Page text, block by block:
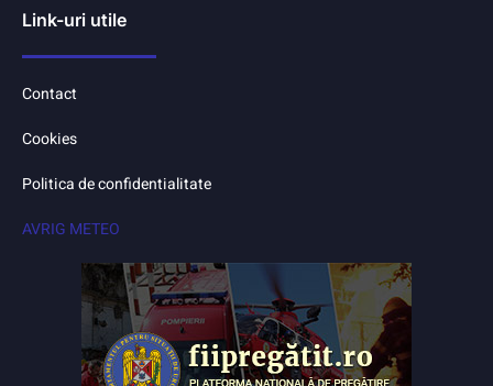
Link-uri utile
Contact
Cookies
Politica de confidentialitate
AVRIG METEO